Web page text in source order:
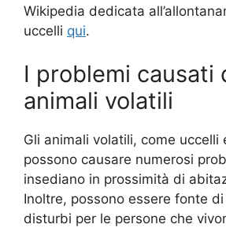
Wikipedia dedicata
uccelli qui.
I problemi causati
animali volatili
Gli animali volatili, come uccelli
possono causare numerosi
insediano in prossimità di
Inoltre, possono essere fonte
disturbi per le persone che